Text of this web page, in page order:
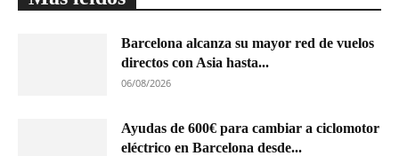
Barcelona alcanza su mayor red de vuelos
directos con Asia hasta...
06/08/2026
Ayudas de 600€ para cambiar a ciclomotor
eléctrico en Barcelona desde...